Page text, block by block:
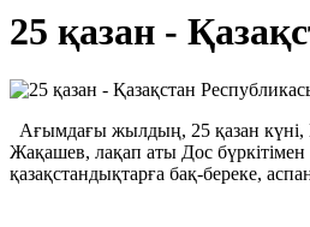
25 қазан -
Ағымдағы жылдың, 25 қазан күні,
Жақашев, лақап аты Дос
қазақстандықтарға бақ-береке,